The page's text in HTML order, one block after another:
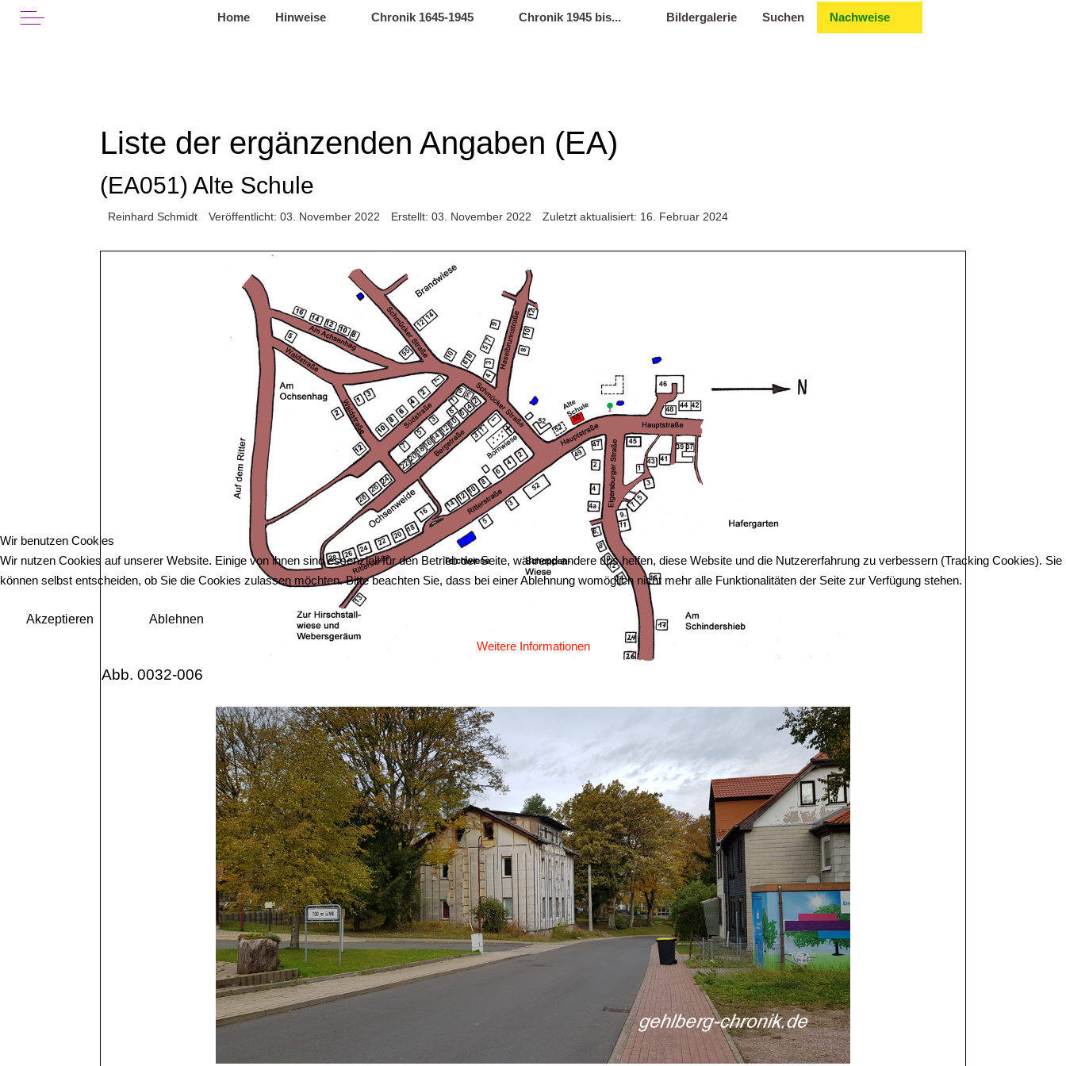
Off-Canvas Toggle Home Hinweise Chronik 1645-1945 Chronik 1945 bis... Bildergalerie Suchen Nachweise
Liste der ergänzenden Angaben (EA)
(EA051) Alte Schule
Reinhard Schmidt Veröffentlicht: 03. November 2022 Erstellt: 03. November 2022 Zuletzt aktualisiert: 16. Februar 2024
Abb. 0032-006
Wir benutzen Cookies
Wir nutzen Cookies auf unserer Website. Einige von ihnen sind essenziell für den Betrieb der Seite, während andere uns helfen, diese Website und die Nutzererfahrung zu verbessern (Tracking Cookies). Sie
können selbst entscheiden, ob Sie die Cookies zulassen möchten. Bitte beachten Sie, dass bei einer Ablehnung womöglich nicht mehr alle Funktionalitäten der Seite zur Verfügung stehen.
Akzeptieren
Ablehnen
Weitere Informationen